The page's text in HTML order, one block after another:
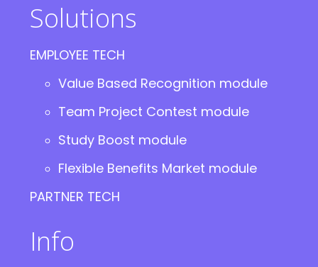
Solutions
EMPLOYEE TECH
Value Based Recognition module
Team Project Contest module
Study Boost module
Flexible Benefits Market module
PARTNER TECH
Info